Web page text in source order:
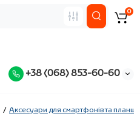
+38 (068) 853-60-60
0
Аксесуари для смартфонів та